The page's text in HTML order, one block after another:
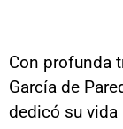
Con profunda
García de
dedicó su vida